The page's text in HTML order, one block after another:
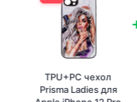
TPU+PC чехол
Prisma Ladies для
+